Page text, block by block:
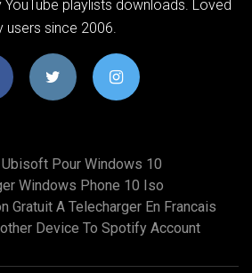
YouTube playlists downloads. Loved
users since 2006.
Pour Windows 10
Windows Phone 10 Iso
Gratuit A Telecharger En Francais
Device To Spotify Account